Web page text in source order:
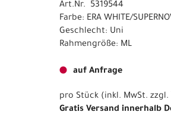
Art.Nr. 5319544
Farbe: ERA WHITE/
Geschlecht: Uni
Rahmengröße: ML
auf Anfrage
pro Stück (inkl. MwSt. zzgl.
Gratis Versand innerhalb